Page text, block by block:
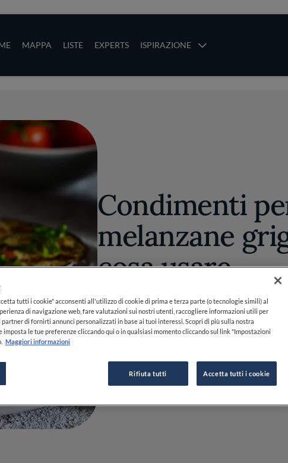
MAPPA LISTE EXPERTS ISPIRAZIONE
Condimenti
melanzane
cosa usare
14 LUG 2023
GIORNALISTA
tutti i cookie" acconsenti all'utilizzo di cookie di prima e terza parte (o tecnologie simili) al
di navigazione web, fare valutazioni sui nostri utenti, raccogliere informazioni utili per
di fornirti annunci personalizzati in base ai tuoi interessi. Scopri di più sulla nostra
le tue preferenze cliccando qui o in qualsiasi momento cliccando sul link "Impostazioni
Maggiori informazioni
Rifiuta tutti Accetta tutti i cookie